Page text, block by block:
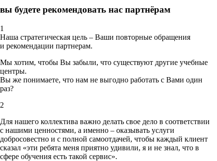
вы будете рекомендовать нас партнёрам
1
Наша стратегическая цель – Ваши повторные обращения
и рекомендации партнерам.
Мы хотим, чтобы Вы забыли, что существуют другие учебные
центры.
Вы же понимаете, что нам не выгодно работать с Вами один
раз?
2
Для нашего коллектива важно делать свое дело в соответствии
с нашими ценностями, а именно – оказывать услуги
добросовестно и с полной самоотдачей, чтобы каждый клиент
сказал «эти ребята меня приятно удивили, я и не знал, что в
сфере обучения есть такой сервис».